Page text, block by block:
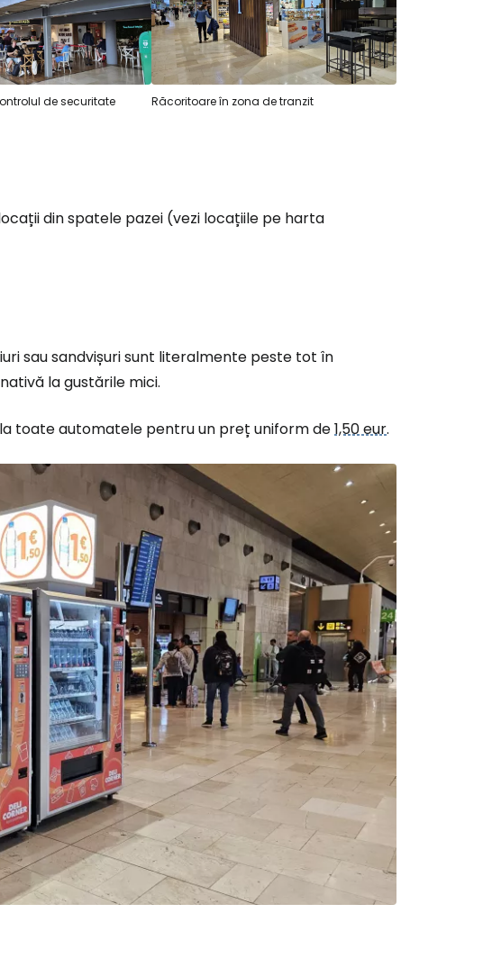
de securitate Răcoritoare în zona de tranzit
din spatele pazei (vezi locațiile pe harta
sau sandvișuri sunt literalmente peste tot în
la gustările mici.
toate automatele pentru un preț uniform de1,50 eur.